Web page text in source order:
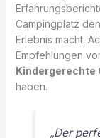
Campingplatz
Erlebnis macht.
Empfehlungen
Kindergerechte
haben.
„Der